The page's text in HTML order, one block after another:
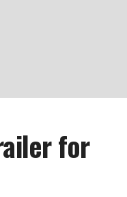
for